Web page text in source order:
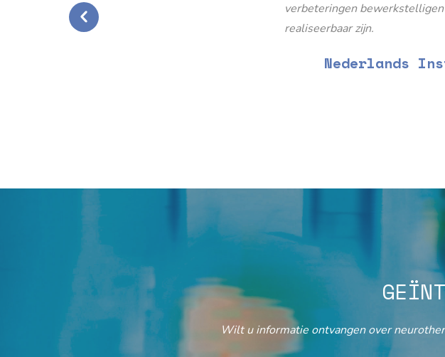
verbeteringen
realiseerbaar zijn.
Nederlands
Wilt u informatie ontvangen over